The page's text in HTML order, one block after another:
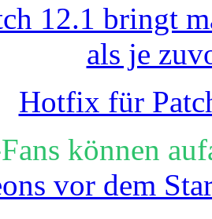
12.1 bringt
als je
Hotfix für
können
vor dem